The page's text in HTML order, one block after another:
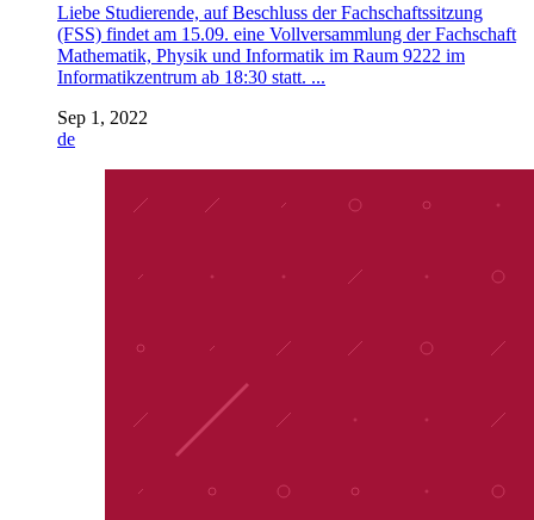
Liebe Studierende, auf Beschluss der Fachschaftssitzung
(FSS) findet am 15.09. eine Vollversammlung der Fachschaft
Mathematik, Physik und Informatik im Raum 9222 im
Informatikzentrum ab 18:30 statt. ...
Sep 1, 2022
de